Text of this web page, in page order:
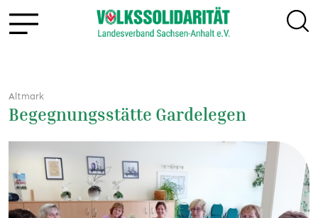
Altmark
Begegnungsstätte Gardelegen